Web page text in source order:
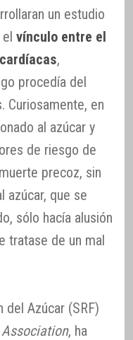
un estudio
vínculo entre el
,
procedía del
Curiosamente, en
al azúcar y
de riesgo de
precoz, sin
azúcar, que se
sólo hacía alusión
tratase de un mal
del Azúcar (SRF)
Association, ha